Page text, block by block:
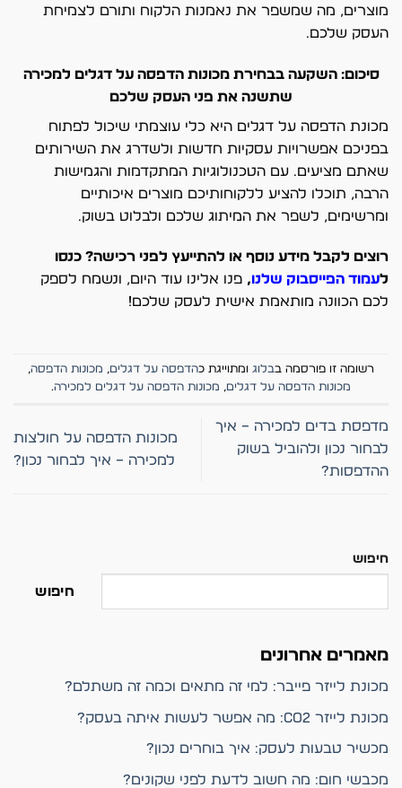
מוצרים, מה שמשפר את נאמנות הלקוח ותורם לצמיחת
העסק שלכם.
סיכום: השקעה בבחירת מכונות הדפסה על דגלים למכירה
שתשנה את פני העסק שלכם
מכונת הדפסה על דגלים היא כלי עוצמתי שיכול לפתוח
בפניכם אפשרויות עסקיות חדשות ולשדרג את השירותים
שאתם מציעים. עם הטכנולוגיות המתקדמות והגמישות
הרבה, תוכלו להציע ללקוחותיכם מוצרים איכותיים
ומרשימים, לשפר את המיתוג שלכם ולבלוט בשוק.
רוצים לקבל מידע נוסף או להתייעץ לפני רכישה? כנסו
לעמוד הפייסבוק שלנו, פנו אלינו עוד היום, ונשמח לספק
לכם הכוונה מותאמת אישית לעסק שלכם!
רשומה זו פורסמה בבלוג ומתוייגת כהדפסה על דגלים, מכונות הדפסה,
מכונות הדפסה על דגלים, מכונות הדפסה על דגלים למכירה.
מדפסת בדים למכירה – איך
לבחור נכון ולהוביל בשוק
ההדפסות?
מכונות הדפסה על חולצות
למכירה – איך לבחור נכון?
חיפוש
חיפוש
מאמרים אחרונים
מכונת לייזר פייבר: למי זה מתאים וכמה זה משתלם?
מכונת לייזר CO2: מה אפשר לעשות איתה בעסק?
מכשיר טבעות לעסק: איך בוחרים נכון?
מכבשי חום: מה חשוב לדעת לפני שקונים?